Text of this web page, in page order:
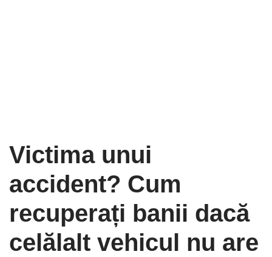
Victima unui
accident? Cum
recuperați banii dacă
celălalt vehicul nu are